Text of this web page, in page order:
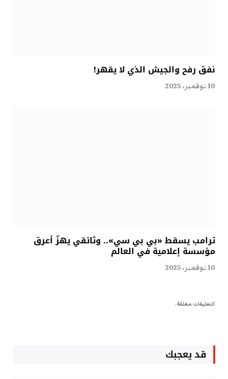
نفق رفح والجيش الذي لا يقهر!
10 نوفمبر، 2025
ترامب يسقط «بي بي سي».. وثائقي يهزّ أعرق
مؤسسة إعلامية في العالم
10 نوفمبر، 2025
التعليقات مغلقة.
قد يعجبك